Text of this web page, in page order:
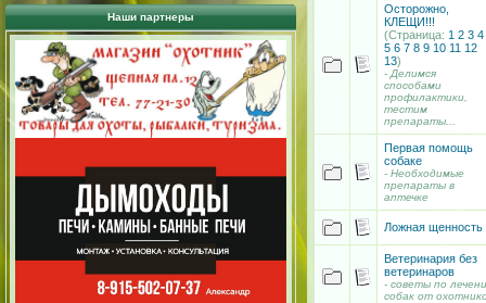
Наши партнеры
Осторожно,
КЛЕЩИ!!!
(Страница: 1 2 3 4
5 6 7 8 9 10 11 12
13)
- Делимся
способами
профилактики,
тестим
препараты...
Первая помощь
собаке
- Необходимые
препараты в
аптечке
Ложная щенность
Ветеринария без
ветеринаров
- советы по
собак от